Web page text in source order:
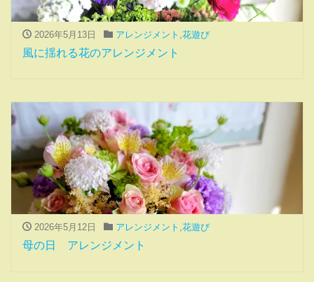
2026年5月13日 アレンジメント 花遊び
風に揺れる花のアレンジメント
2026年5月12日 アレンジメント ,花遊び
母の日 アレンジメント